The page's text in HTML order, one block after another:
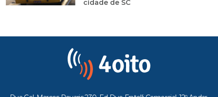
cidade de SC